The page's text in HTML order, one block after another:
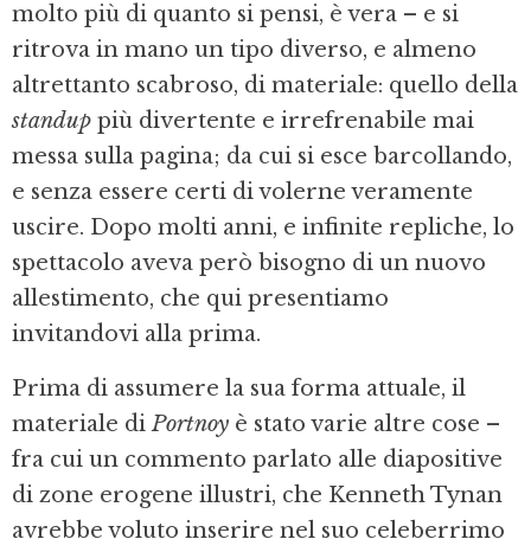
molto più di quanto si pensi, è vera – e si
ritrova in mano un tipo diverso, e almeno
altrettanto scabroso, di materiale: quello della
standup più divertente e irrefrenabile mai
messa sulla pagina; da cui si esce barcollando,
e senza essere certi di volerne veramente
uscire. Dopo molti anni, e infinite repliche, lo
spettacolo aveva però bisogno di un nuovo
allestimento, che qui presentiamo
invitandovi alla prima.
Prima di assumere la sua forma attuale, il
materiale diPortnoy è stato varie altre cose –
fra cui un commento parlato alle diapositive
di zone erogene illustri, che Kenneth Tynan
avrebbe voluto inserire nel suo celeberrimo